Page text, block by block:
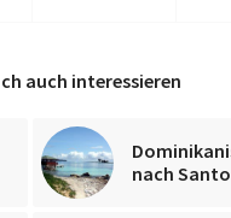
auch interessieren
nach